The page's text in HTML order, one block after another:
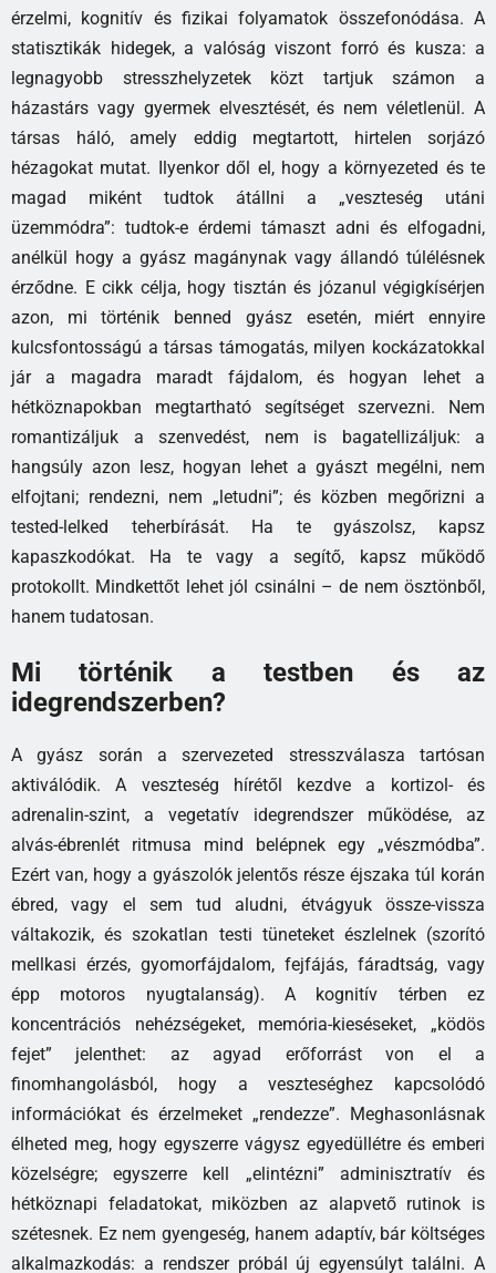
érzelmi, kognitív és fizikai folyamatok összefonódása. A
statisztikák hidegek, a valóság viszont forró és kusza: a
legnagyobb stresszhelyzetek közt tartjuk számon a
házastárs vagy gyermek elvesztését, és nem véletlenül. A
társas háló, amely eddig megtartott, hirtelen sorjázó
hézagokat mutat. Ilyenkor dől el, hogy a környezeted és te
magad miként tudtok átállni a „veszteség utáni
üzemmódra”: tudtok-e érdemi támaszt adni és elfogadni,
anélkül hogy a gyász magánynak vagy állandó túlélésnek
érződne. E cikk célja, hogy tisztán és józanul végigkísérjen
azon, mi történik benned gyász esetén, miért ennyire
kulcsfontosságú a társas támogatás, milyen kockázatokkal
jár a magadra maradt fájdalom, és hogyan lehet a
hétköznapokban megtartható segítséget szervezni. Nem
romantizáljuk a szenvedést, nem is bagatellizáljuk: a
hangsúly azon lesz, hogyan lehet a gyászt megélni, nem
elfojtani; rendezni, nem „letudni”; és közben megőrizni a
tested-lelked teherbírását. Ha te gyászolsz, kapsz
kapaszkodókat. Ha te vagy a segítő, kapsz működő
protokollt. Mindkettőt lehet jól csinálni – de nem ösztönből,
hanem tudatosan.
Mi történik a testben és az
idegrendszerben?
A gyász során a szervezeted stresszválasza tartósan
aktiválódik. A veszteség hírétől kezdve a kortizol- és
adrenalin-szint, a vegetatív idegrendszer működése, az
alvás-ébrenlét ritmusa mind belépnek egy „vészmódba”.
Ezért van, hogy a gyászolók jelentős része éjszaka túl korán
ébred, vagy el sem tud aludni, étvágyuk össze-vissza
váltakozik, és szokatlan testi tüneteket észlelnek (szorító
mellkasi érzés, gyomorfájdalom, fejfájás, fáradtság, vagy
épp motoros nyugtalanság). A kognitív térben ez
koncentrációs nehézségeket, memória-kieséseket, „ködös
fejet” jelenthet: az agyad erőforrást von el a
finomhangolásból, hogy a veszteséghez kapcsolódó
információkat és érzelmeket „rendezze”. Meghasonlásnak
élheted meg, hogy egyszerre vágysz egyedüllétre és emberi
közelségre; egyszerre kell „elintézni” adminisztratív és
hétköznapi feladatokat, miközben az alapvető rutinok is
szétesnek. Ez nem gyengeség, hanem adaptív, bár költséges
alkalmazkodás: a rendszer próbál új egyensúlyt találni. A